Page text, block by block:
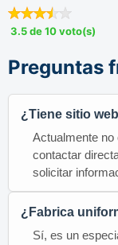
3.5 de 10 voto(s)
Preguntas
¿Tiene sitio
Actualmente no
contactar
solicitar
¿Fabrica
Sí, es un